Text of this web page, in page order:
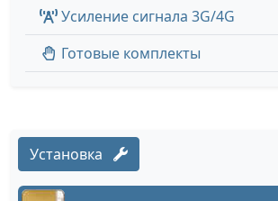
Усиление сигнала 3G/4G
Готовые комплекты
Установка